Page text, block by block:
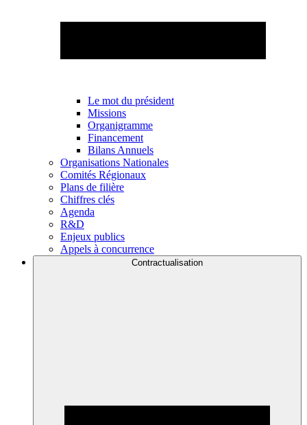
Le mot du président
Missions
Organigramme
Financement
Bilans Annuels
Organisations Nationales
Comités Régionaux
Plans de filière
Chiffres clés
Agenda
R&D
Enjeux publics
Appels à concurrence
Contractualisation